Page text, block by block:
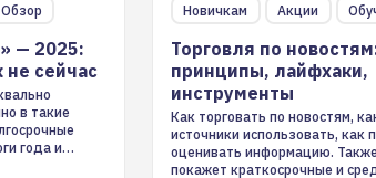
Обзор
— 2025:
не сейчас
в такие
года и
Новичкам Акции
Торговля по
принципы, лайфхаки,
инструменты
Как торговать по новостям,
источники использовать, как
оценивать информацию.
покажет краткосрочные и